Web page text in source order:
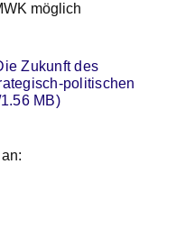
möglich
Zukunft des
politischen
MB)